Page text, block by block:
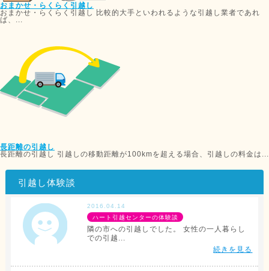
おまかせ・らくらく引越し
おまかせ・らくらく引越し 比較的大手といわれるような引越し業者であれ
ば、...
長距離の引越し
長距離の引越し 引越しの移動距離が100kmを超える場合、引越しの料金は...
引越し体験談
2016.04.14
ハート引越センターの体験談
隣の市への引越しでした。 女性の一人暮らし
での引越...
続きを見る